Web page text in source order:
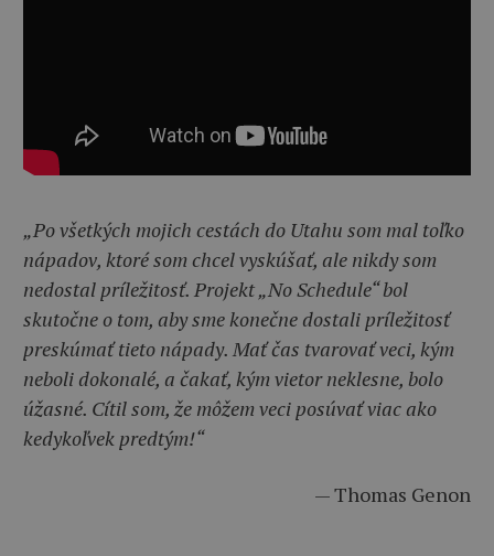
„Po všetkých mojich cestách do Utahu som mal toľko
nápadov, ktoré som chcel vyskúšať, ale nikdy som
nedostal príležitosť. Projekt „No Schedule“ bol
skutočne o tom, aby sme konečne dostali príležitosť
preskúmať tieto nápady. Mať čas tvarovať veci, kým
neboli dokonalé, a čakať, kým vietor neklesne, bolo
úžasné. Cítil som, že môžem veci posúvať viac ako
kedykoľvek predtým!“
— Thomas Genon